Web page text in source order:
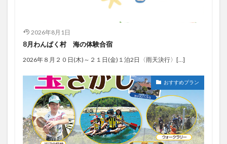
2026年8月1日
8月わんぱく村 海の体験合宿
2026年８月２０日(木)～２１日(金)１泊2日〈雨天決行〉[…]
おすすめプラン